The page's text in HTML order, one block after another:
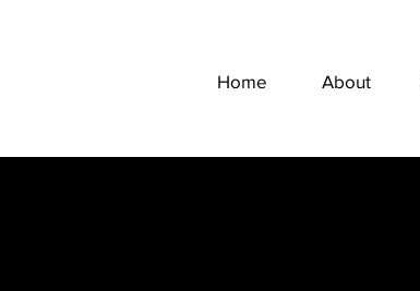
Home About